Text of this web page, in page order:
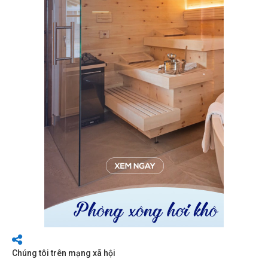
Chúng tôi trên mạng xã hội